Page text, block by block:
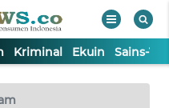
Kriminal Ekuin Sains-